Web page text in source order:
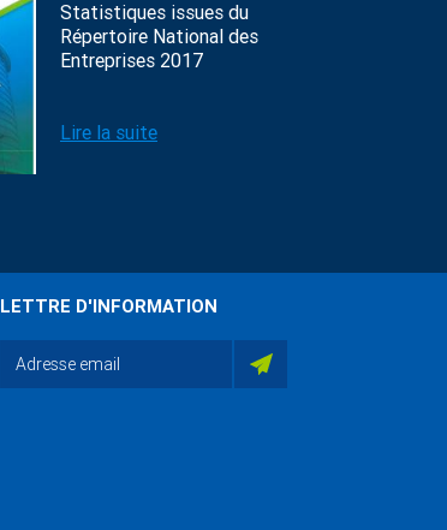
Statistiques issues du
Répertoire National des
Entreprises 2017
Lire la suite
LETTRE D'INFORMATION